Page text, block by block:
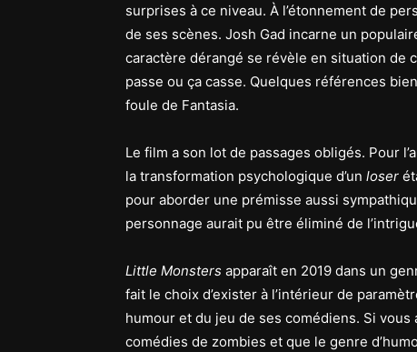
surprises à ce niveau. À l’étonnement de
de ses scènes. Josh Gad incarne un
caractère dérangé se révèle en situation de
passe ou ça casse. Quelques références
foule de Fantasia.
Le film a son lot de passages obligés. Pour
la transformation psychologique d’un loser
pour aborder une prémisse aussi
personnage aurait pu être éliminé de
Little Monsters apparaît en 2019 dans un
fait le choix d’exister à l’intérieur de
humour et du jeu de ses comédiens. Si
comédies de zombies et que le genre